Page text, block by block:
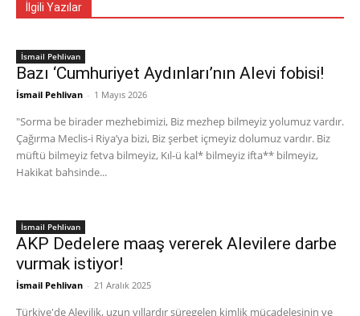
İlgili Yazılar
İsmail Pehlivan
Bazı ‘Cumhuriyet Aydınları’nın Alevi fobisi!
İsmail Pehlivan - 1 Mayıs 2026
"Sorma be birader mezhebimizi, Biz mezhep bilmeyiz yolumuz vardır.
Çağırma Meclis-i Riya’ya bizi, Biz şerbet içmeyiz dolumuz vardır. Biz
müftü bilmeyiz fetva bilmeyiz, Kıl-ü kal* bilmeyiz ifta** bilmeyiz,
Hakikat bahsinde...
İsmail Pehlivan
AKP Dedelere maaş vererek Alevilere darbe
vurmak istiyor!
İsmail Pehlivan - 21 Aralık 2025
Türkiye'de Alevilik, uzun yıllardır süregelen kimlik mücadelesinin ve